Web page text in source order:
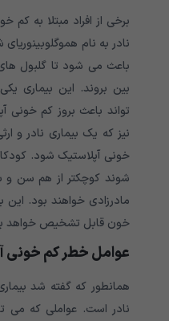
برخی از افراد مبتلا به کم
نادر به نام
باعث می شود تا گلبول
بین بروند. این بیماری
تواند باعث بروز کم خونی
نیز که یک بیماری نادر و
خونی آپلاستیک شود.
شوند کوچکتر از هم سن و
مادرزادی خواهند بود.
خون قابل تشخیص خواهد
عوامل خطر کم خونی
همانطور که گفته شد
نادر است. عواملی که می